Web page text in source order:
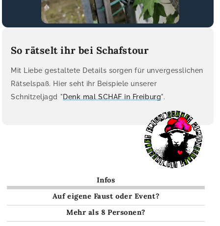
So rätselt ihr bei Schafstour
Mit Liebe gestaltete Details sorgen für unvergesslichen
Rätselspaß. Hier seht ihr Beispiele unserer
Schnitzeljagd "Denk mal SCHAF in Freiburg".
Infos
Auf eigene Faust oder Event?
Mehr als 8 Personen?